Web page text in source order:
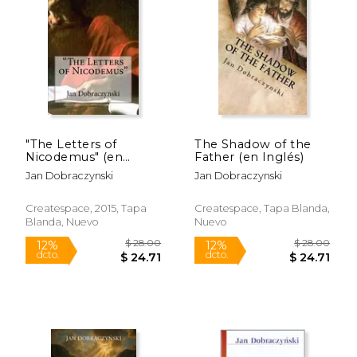
dcto. dcto.
"The Letters of
Nicodemus" (en
Inglés)
Jan Dobraczynski
Createspace, 2015, Tapa
Blanda, Nuevo
The Shadow of the
Father (en Inglés)
Jan Dobraczynski
Createspace, Tapa Blanda,
Nuevo